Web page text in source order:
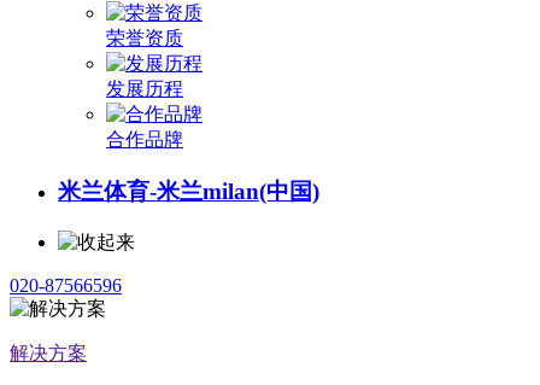
荣誉资质
发展历程
合作品牌
米兰体育-米兰milan(中国)
020-87566596
解决方案